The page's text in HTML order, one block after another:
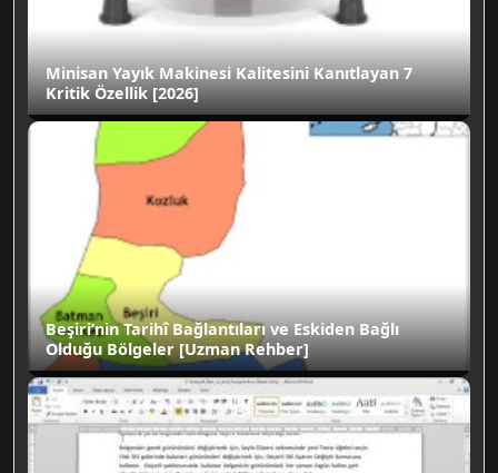
Minisan Yayık Makinesi Kalitesini Kanıtlayan 7
Kritik Özellik [2026]
Beşiri’nin Tarihî Bağlantıları ve Eskiden Bağlı
Olduğu Bölgeler [Uzman Rehber]